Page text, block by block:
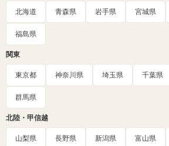
北海道 青森県 岩手県 宮城県
福島県
関東
東京都 神奈川県 埼玉県 千葉県
群馬県
北陸・甲信越
山梨県 長野県 新潟県 富山県